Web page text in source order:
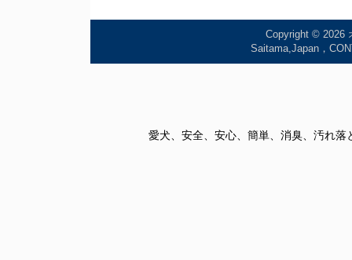
Copyright © 2026
Saitama,Japan，
愛犬、安全、安心、簡単、消臭、汚れ